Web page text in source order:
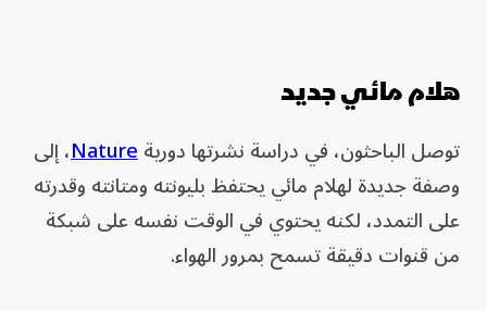
هلام مائي جديد
توصل الباحثون، في دراسة نشرتها دوريةNature، إلى
وصفة جديدة لهلام مائي يحتفظ بليونته ومتانته وقدرته
على التمدد، لكنه يحتوي في الوقت نفسه على شبكة
من قنوات دقيقة تسمح بمرور الهواء.